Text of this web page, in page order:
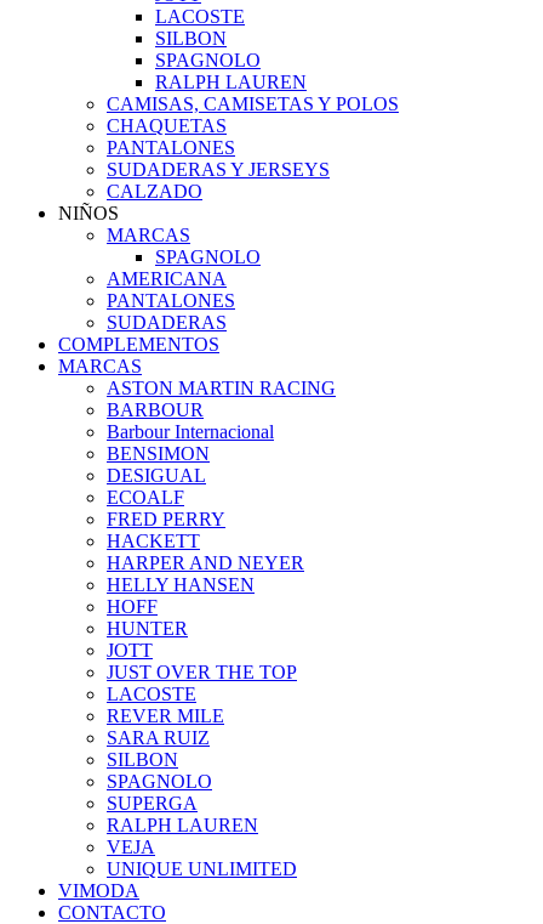
LACOSTE
SILBON
SPAGNOLO
RALPH LAUREN
CAMISAS, CAMISETAS Y POLOS
CHAQUETAS
PANTALONES
SUDADERAS Y JERSEYS
CALZADO
NIÑOS
MARCAS
SPAGNOLO
AMERICANA
PANTALONES
SUDADERAS
COMPLEMENTOS
MARCAS
ASTON MARTIN RACING
BARBOUR
Barbour Internacional
BENSIMON
DESIGUAL
ECOALF
FRED PERRY
HACKETT
HARPER AND NEYER
HELLY HANSEN
HOFF
HUNTER
JOTT
JUST OVER THE TOP
LACOSTE
REVER MILE
SARA RUIZ
SILBON
SPAGNOLO
SUPERGA
RALPH LAUREN
VEJA
UNIQUE UNLIMITED
VIMODA
CONTACTO